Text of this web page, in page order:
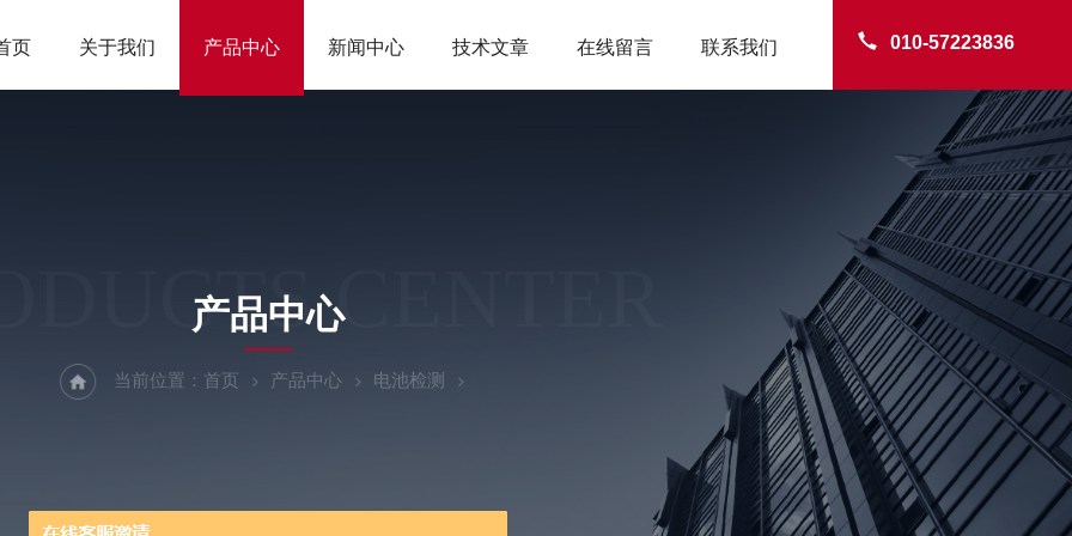
010-57223836
页 关于我们 产品中心 新闻中心 技术文章 在线留言 联系我们
CENTER
产品中心
当前位置： 首页 产品中心 电池检测